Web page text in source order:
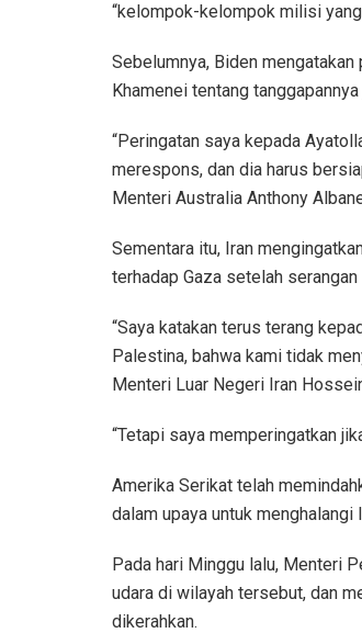
“kelompok-kelompok milisi yang
Sebelumnya, Biden
Khamenei tentang
“Peringatan saya kepada
merespons, dan dia harus
Menteri Australia Anthony
Sementara itu, Iran
terhadap Gaza setelah
“Saya katakan terus terang
Palestina, bahwa kami tidak
Menteri Luar Negeri Iran
“Tetapi saya memperingatkan
Amerika Serikat telah
dalam upaya untuk
Pada hari Minggu lalu, Menteri
udara di wilayah tersebut, dan
dikerahkan.